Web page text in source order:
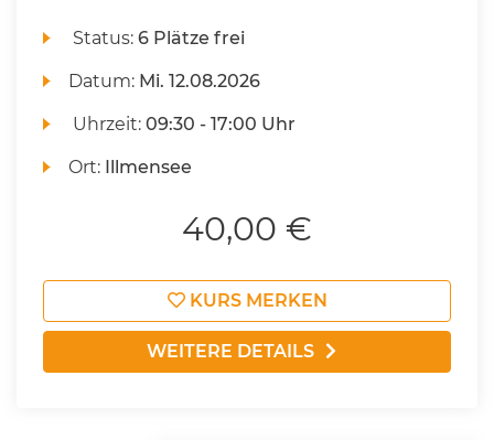
Status:6 Plätze frei
Datum: Mi. 12.08.2026
Uhrzeit:09:30 - 17:00 Uhr
Ort: Illmensee
40,00 €
KURS MERKEN
WEITERE DETAILS